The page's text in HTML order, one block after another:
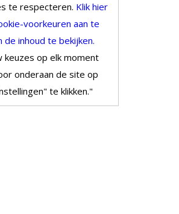
te respecteren. Klik hier
voorkeuren aan te
de inhoud te bekijken.
keuzes op elk moment
onderaan de site op
te klikken."